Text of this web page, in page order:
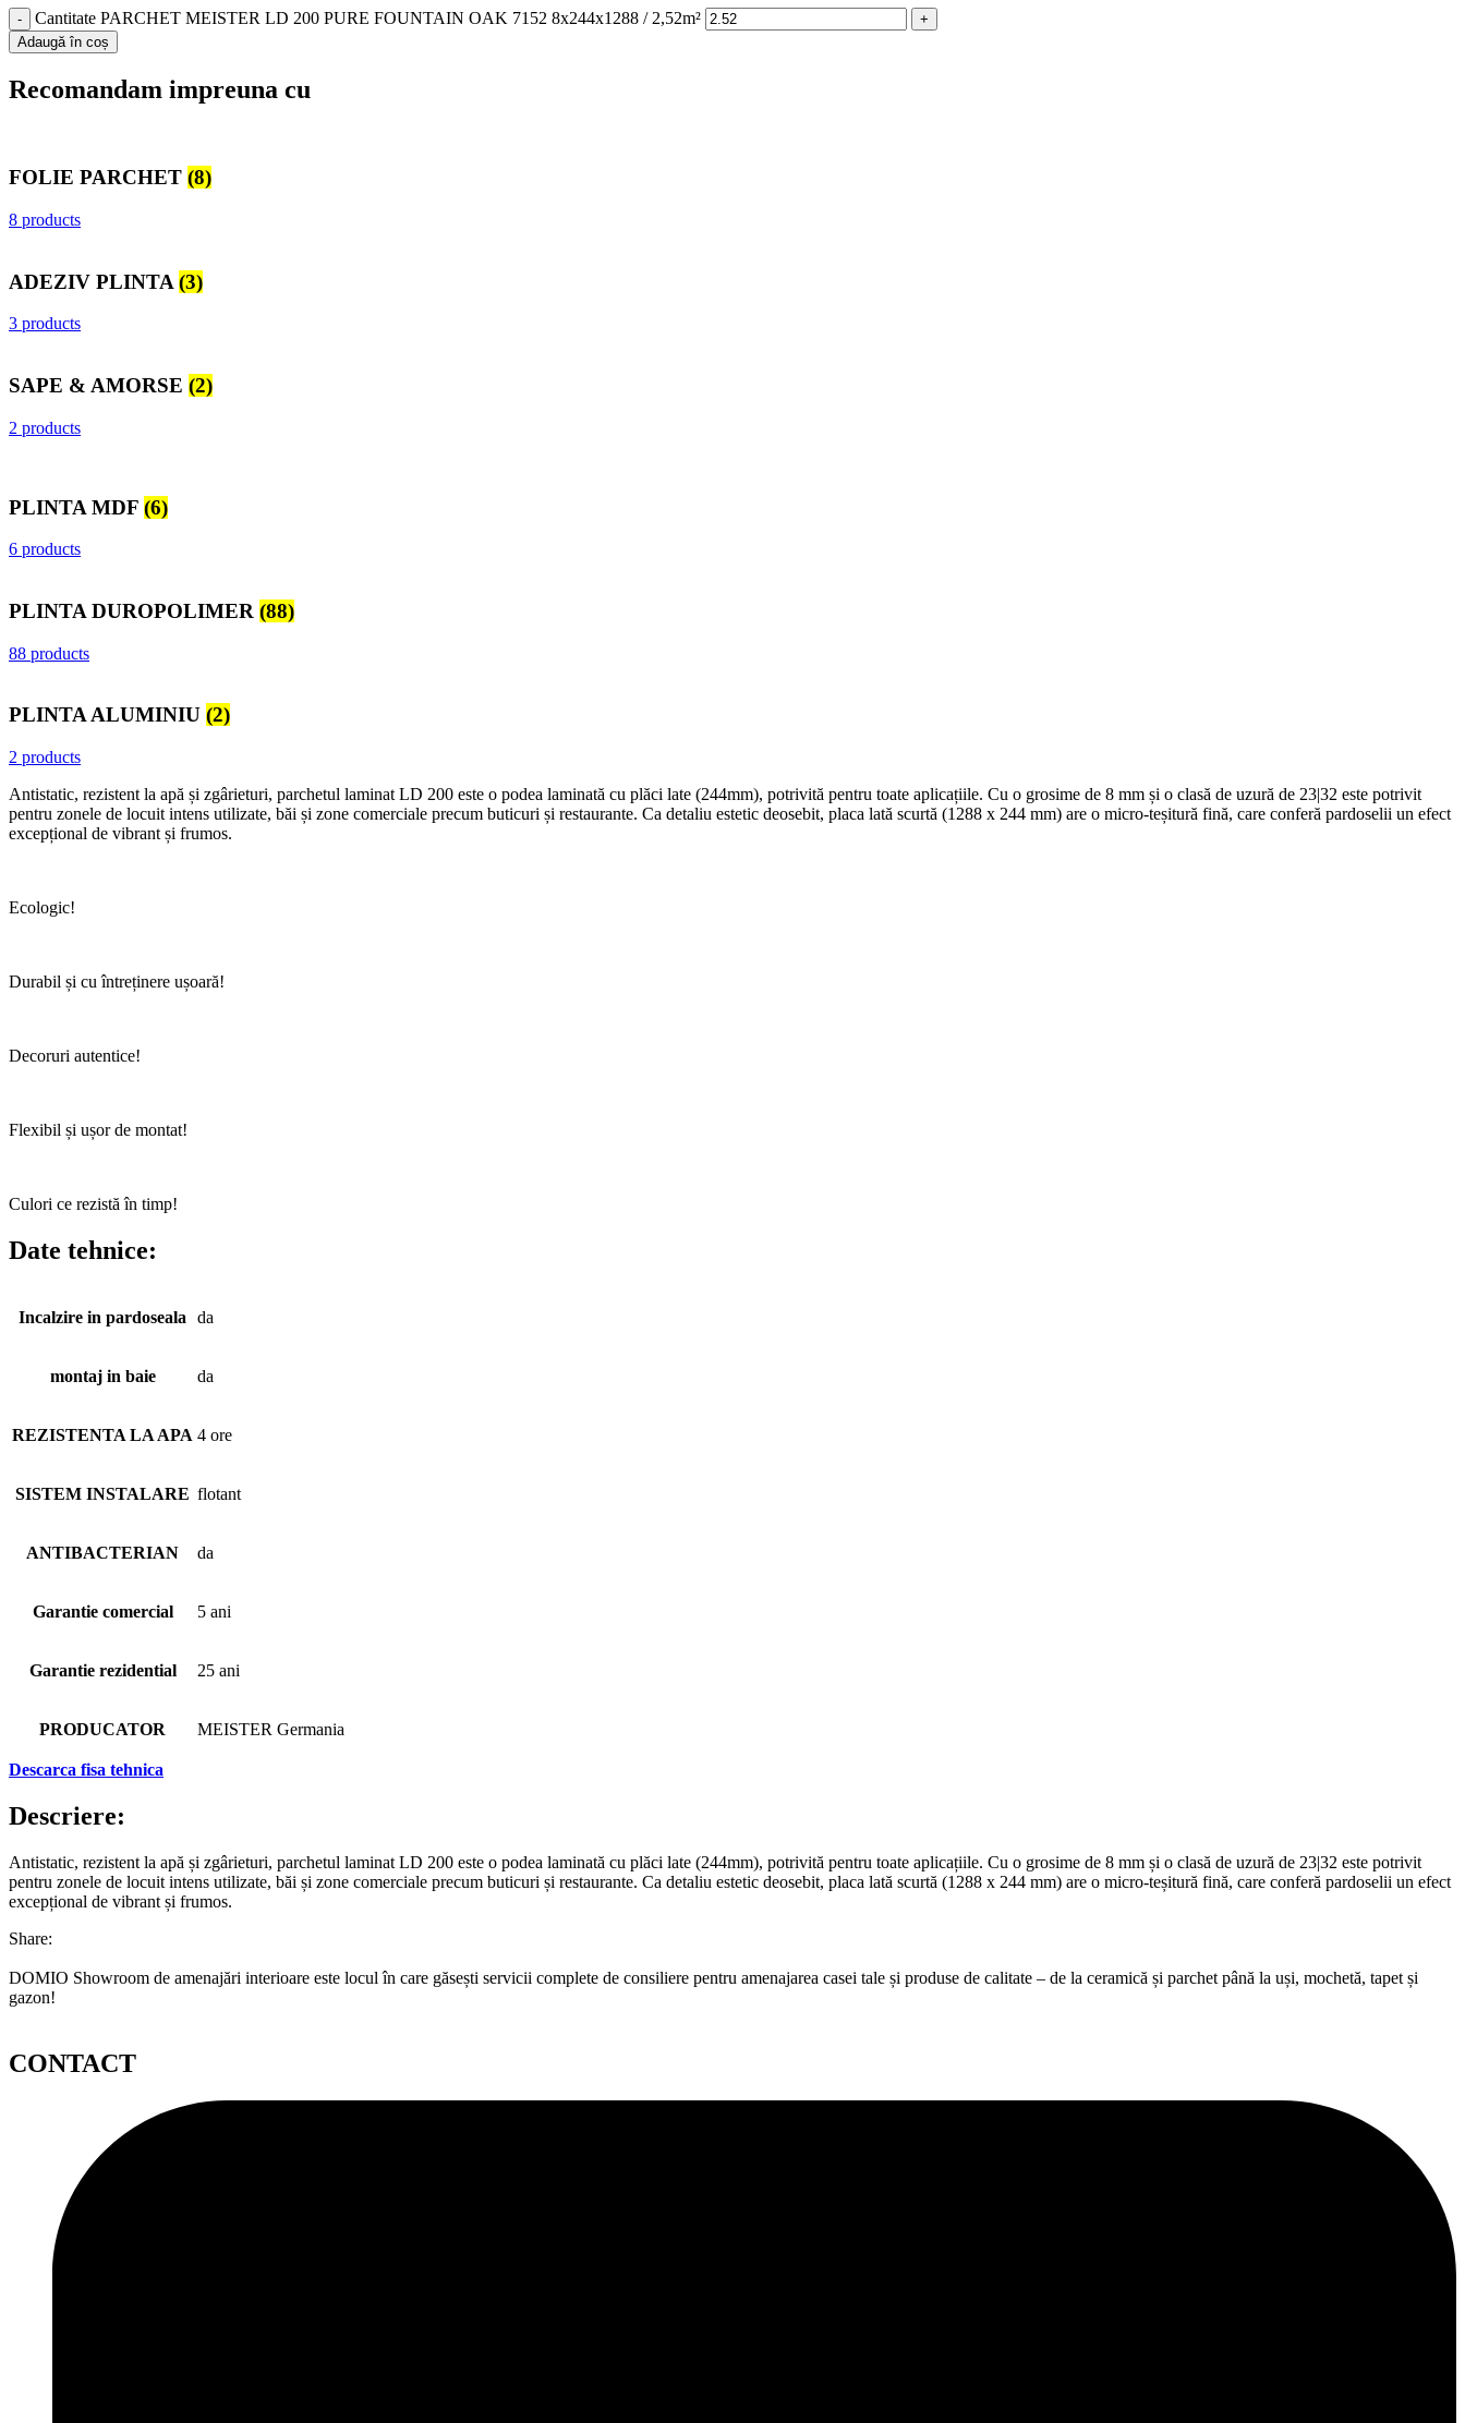
Cantitate PARCHET MEISTER LD 200 PURE FOUNTAIN OAK 7152 8x244x1288 / 2,52m²
Adaugă în coș
Recomandam impreuna cu
FOLIE PARCHET (8)
8 products
ADEZIV PLINTA (3)
3 products
SAPE & AMORSE (2)
2 products
PLINTA MDF (6)
6 products
PLINTA DUROPOLIMER (88)
88 products
PLINTA ALUMINIU (2)
2 products
Antistatic, rezistent la apă și zgârieturi, parchetul laminat LD 200 este o podea laminată cu plăci late (244mm), potrivită pentru toate aplicațiile. Cu o grosime de 8 mm și o clasă de uzură de 23|32 este potrivit
pentru zonele de locuit intens utilizate, băi și zone comerciale precum buticuri și restaurante. Ca detaliu estetic deosebit, placa lată scurtă (1288 x 244 mm) are o micro-teșitură fină, care conferă pardoselii un efect
excepțional de vibrant și frumos.
Ecologic!
Durabil și cu întreținere ușoară!
Decoruri autentice!
Flexibil și ușor de montat!
Culori ce rezistă în timp!
Date tehnice:
Incalzire in pardoseala da
montaj in baie da
REZISTENTA LA APA 4 ore
SISTEM INSTALARE flotant
ANTIBACTERIAN da
Garantie comercial 5 ani
Garantie rezidential 25 ani
PRODUCATOR MEISTER Germania
Descarca fisa tehnica
Descriere:
Antistatic, rezistent la apă și zgârieturi, parchetul laminat LD 200 este o podea laminată cu plăci late (244mm), potrivită pentru toate aplicațiile. Cu o grosime de 8 mm și o clasă de uzură de 23|32 este potrivit
pentru zonele de locuit intens utilizate, băi și zone comerciale precum buticuri și restaurante. Ca detaliu estetic deosebit, placa lată scurtă (1288 x 244 mm) are o micro-teșitură fină, care conferă pardoselii un efect
excepțional de vibrant și frumos.
Share:
DOMIO Showroom de amenajări interioare este locul în care găsești servicii complete de consiliere pentru amenajarea casei tale și produse de calitate – de la ceramică și parchet până la uși, mochetă, tapet și
gazon!
CONTACT